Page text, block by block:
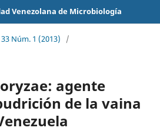
Venezolana de Microbiología
Núm. 1 (2013)
/
agente
de la vaina